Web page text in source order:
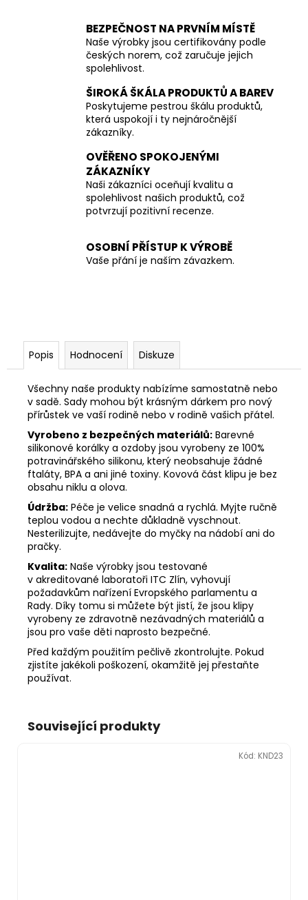
BEZPEČNOST NA PRVNÍM MÍSTĚ
Naše výrobky jsou certifikovány podle
českých norem, což zaručuje jejich
spolehlivost.
ŠIROKÁ ŠKÁLA PRODUKTŮ A BAREV
Poskytujeme pestrou škálu produktů,
která uspokojí i ty nejnáročnější
zákazníky.
OVĚŘENO SPOKOJENÝMI
ZÁKAZNÍKY
Naši zákazníci oceňují kvalitu a
spolehlivost našich produktů, což
potvrzují pozitivní recenze.
OSOBNÍ PŘÍSTUP K VÝROBĚ
Vaše přání je naším závazkem.
Popis Hodnocení Diskuze
Všechny naše produkty nabízíme samostatně nebo
v sadě. Sady mohou být krásným dárkem pro nový
přírůstek ve vaší rodině nebo v rodině vašich přátel.
Vyrobeno z bezpečných materiálů: Barevné
silikonové korálky a ozdoby jsou vyrobeny ze 100%
potravinářského silikonu, který neobsahuje žádné
ftaláty, BPA a ani jiné toxiny. Kovová část klipu je bez
obsahu niklu a olova.
Údržba: Péče je velice snadná a rychlá. Myjte ručně
teplou vodou a nechte důkladně vyschnout.
Nesterilizujte, nedávejte do myčky na nádobí ani do
pračky.
Kvalita: Naše výrobky jsou testované
v akreditované laboratoři ITC Zlín, vyhovují
požadavkům nařízení Evropského parlamentu a
Rady. Díky tomu si můžete být jistí, že jsou klipy
vyrobeny ze zdravotně nezávadných materiálů a
jsou pro vaše děti naprosto bezpečné.
Před každým použitím pečlivě zkontrolujte. Pokud
zjistíte jakékoli poškození, okamžitě jej přestaňte
používat.
Související produkty
Kód: KND23